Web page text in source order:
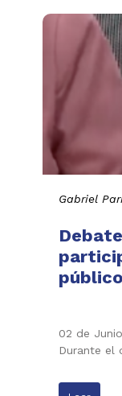
Gabriel
02 de
Durante el